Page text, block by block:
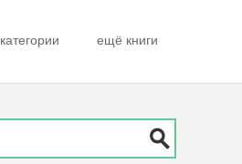
категории ещё книги